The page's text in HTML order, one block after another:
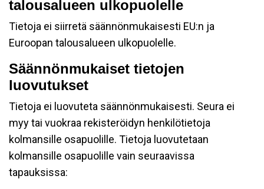
talousalueen ulkopuolelle
Tietoja ei siirretä säännönmukaisesti EU:n ja
Euroopan talousalueen ulkopuolelle.
Säännönmukaiset tietojen
luovutukset
Tietoja ei luovuteta säännönmukaisesti. Seura ei
myy tai vuokraa rekisteröidyn henkilötietoja
kolmansille osapuolille. Tietoja luovutetaan
kolmansille osapuolille vain seuraavissa
tapauksissa: